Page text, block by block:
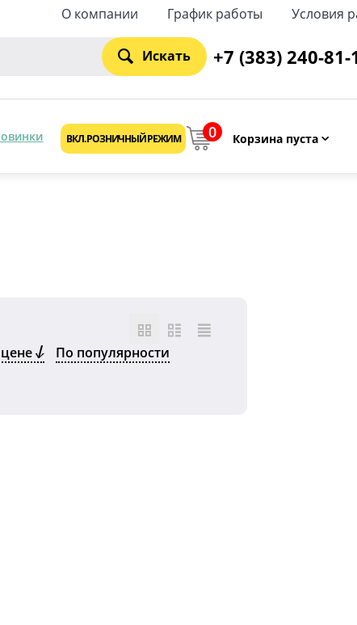
О компании График работы Условия
Искать +7 (383) 240-81-
ВКЛ. РОЗНИЧНЫЙ РЕЖИМ 0 Корзина пуста
По популярности